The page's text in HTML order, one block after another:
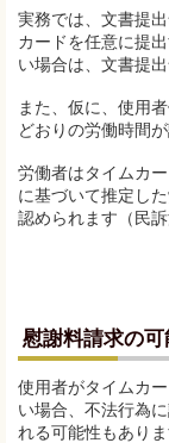
実務では、文書提
カードを任意に提
い場合は、文書提
また、仮に、使用
どおりの労働時間
労働者はタイムカ
に基づいて推定し
認められます（民
慰謝料請求の可
使用者がタイムカ
い場合、不法行為
れる可能性もありま